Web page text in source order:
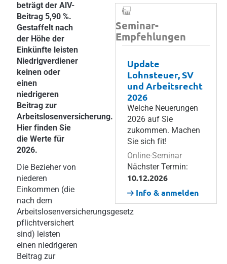
beträgt der AlV-
Beitrag 5,90 %.
Gestaffelt nach
der Höhe der
Einkünfte leisten
Niedrigverdiener
keinen oder
einen
niedrigeren
Beitrag zur
Arbeitslosenversicherung.
Hier finden Sie
die Werte für
2026.
Die Bezieher von
niederen
Einkommen (die
nach dem
Arbeitslosenversicherungsgesetz
pflichtversichert
sind) leisten
einen niedrigeren
Beitrag zur
Seminar-
Empfehlungen
Update
Lohnsteuer, SV
und Arbeitsrecht
2026
Welche Neuerungen
2026 auf Sie
zukommen. Machen
Sie sich fit!
Online-Seminar
Nächster Termin:
10.12.2026
Info & anmelden